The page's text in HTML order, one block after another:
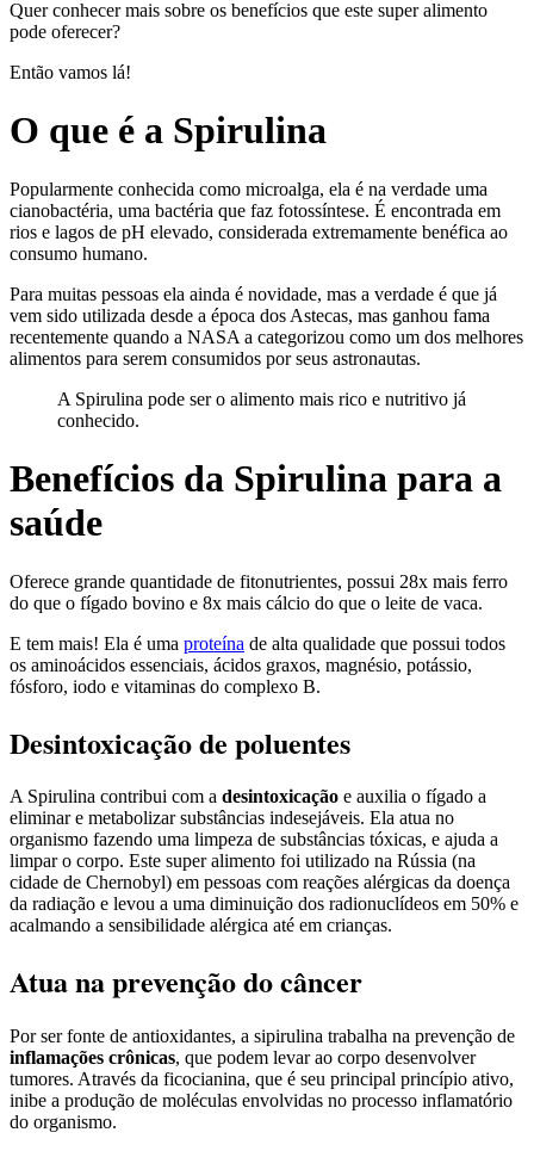
Quer conhecer mais sobre os benefícios que este super alimento
pode oferecer?
Então vamos lá!
O que é a Spirulina
Popularmente conhecida como microalga, ela é na verdade uma
cianobactéria, uma bactéria que faz fotossíntese. É encontrada em
rios e lagos de pH elevado, considerada extremamente benéfica ao
consumo humano.
Para muitas pessoas ela ainda é novidade, mas a verdade é que já
vem sido utilizada desde a época dos Astecas, mas ganhou fama
recentemente quando a NASA a categorizou como um dos melhores
alimentos para serem consumidos por seus astronautas.
A Spirulina pode ser o alimento mais rico e nutritivo já
conhecido.
Benefícios da Spirulina para a
saúde
Oferece grande quantidade de fitonutrientes, possui 28x mais ferro
do que o fígado bovino e 8x mais cálcio do que o leite de vaca.
E tem mais! Ela é uma proteína de alta qualidade que possui todos
os aminoácidos essenciais, ácidos graxos, magnésio, potássio,
fósforo, iodo e vitaminas do complexo B.
Desintoxicação de poluentes
A Spirulina contribui com a desintoxicação e auxilia o fígado a
eliminar e metabolizar substâncias indesejáveis. Ela atua no
organismo fazendo uma limpeza de substâncias tóxicas, e ajuda a
limpar o corpo. Este super alimento foi utilizado na Rússia (na
cidade de Chernobyl) em pessoas com reações alérgicas da doença
da radiação e levou a uma diminuição dos radionuclídeos em 50% e
acalmando a sensibilidade alérgica até em crianças.
Atua na prevenção do câncer
Por ser fonte de antioxidantes, a sipirulina trabalha na prevenção de
inflamações crônicas, que podem levar ao corpo desenvolver
tumores. Através da ficocianina, que é seu principal princípio ativo,
inibe a produção de moléculas envolvidas no processo inflamatório
do organismo.